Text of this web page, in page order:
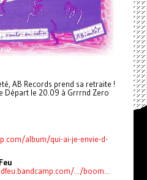
AB Records prend sa retraite !
Départ le 20.09 à Grrrnd Zero
album/qui-ai-je-envie-d-
.../boom...